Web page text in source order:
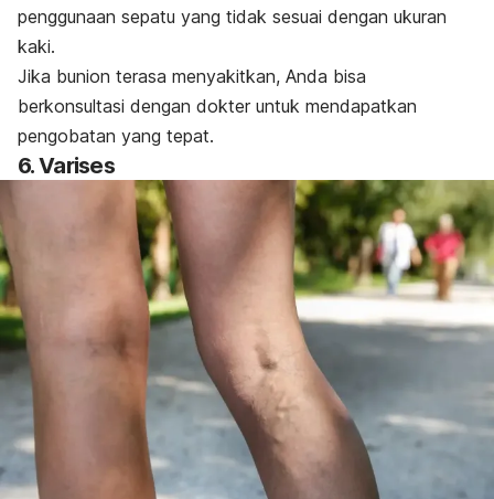
penggunaan sepatu yang tidak sesuai dengan ukuran
kaki.
Jika bunion terasa menyakitkan, Anda bisa
berkonsultasi dengan dokter untuk mendapatkan
pengobatan yang tepat.
6. Varises